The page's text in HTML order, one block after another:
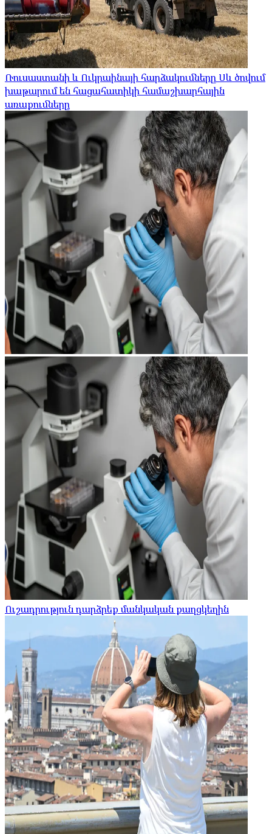
Ռուսաստանի և Ուկրաինայի հարձակումները Սև ծովում
խաթարում են հացահատիկի համաշխարհային
առաքումները
Ուշադրություն դարձրեք մանկական քաղցկեղին